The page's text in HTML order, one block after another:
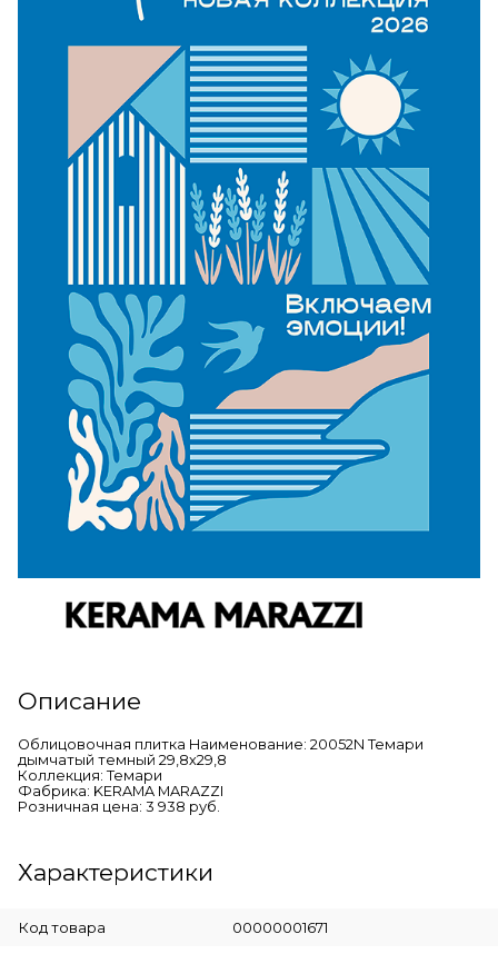
Описание
Облицовочная плитка Наименование: 20052N Темари
дымчатый темный 29,8х29,8
Коллекция: Темари
Фабрика: KERAMA MARAZZI
Розничная цена: 3 938 руб.
Характеристики
Код товара 00000001671